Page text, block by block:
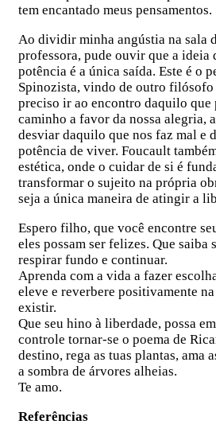
tem encantado meus pensamentos.
Ao dividir minha angústia na sala
professora, pude ouvir que a ideia
potência é a única saída. Este é o
Spinozista, vindo de outro filósofo
preciso ir ao encontro daquilo que
caminho a favor da nossa alegria,
desviar daquilo que nos faz mal e
potência de viver. Foucault
estética, onde o cuidar de si é
transformar o sujeito na própria
seja a única maneira de atingir a
Espero filho, que você encontre
eles possam ser felizes. Que saiba
respirar fundo e continuar.
Aprenda com a vida a fazer
eleve e reverbere positivamente
existir.
Que seu hino à liberdade, possa
controle tornar-se o poema de
destino, rega as tuas plantas, ama
a sombra de árvores alheias.
Te amo.
Referências